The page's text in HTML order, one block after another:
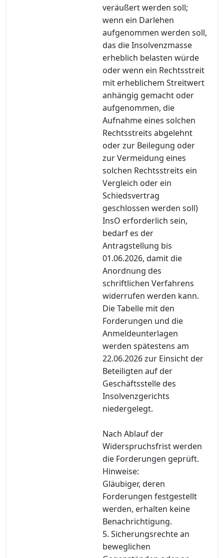
veräußert werden soll;
wenn ein Darlehen
aufgenommen werden soll,
das die Insolvenzmasse
erheblich belasten würde
oder wenn ein Rechtsstreit
mit erheblichem Streitwert
anhängig gemacht oder
aufgenommen, die
Aufnahme eines solchen
Rechtsstreits abgelehnt
oder zur Beilegung oder
zur Vermeidung eines
solchen Rechtsstreits ein
Vergleich oder ein
Schiedsvertrag
geschlossen werden soll)
InsO erforderlich sein,
bedarf es der
Antragstellung bis
01.06.2026, damit die
Anordnung des
schriftlichen Verfahrens
widerrufen werden kann.
Die Tabelle mit den
Forderungen und die
Anmeldeunterlagen
werden spätestens am
22.06.2026 zur Einsicht der
Beteiligten auf der
Geschäftsstelle des
Insolvenzgerichts
niedergelegt.
Nach Ablauf der
Widerspruchsfrist werden
die Forderungen geprüft.
Hinweise:
Gläubiger, deren
Forderungen festgestellt
werden, erhalten keine
Benachrichtigung.
5. Sicherungsrechte an
beweglichen